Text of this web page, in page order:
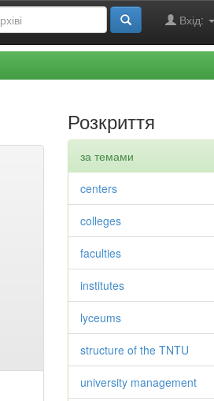
Вхід:
Розкриття
за темами
centers
colleges
faculties
institutes
lyceums
structure of the TNTU
university management